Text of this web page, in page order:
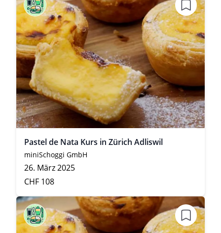
Pastel de Nata Kurs in Zürich Adliswil
miniSchoggi GmbH
26. März 2025
CHF 108